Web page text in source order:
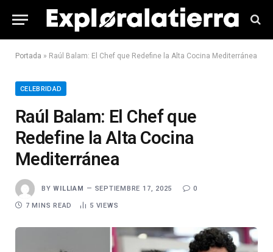
Portada » Raúl Balam: El Chef que Redefine la Alta Cocina Mediterránea
CELEBRIDAD
Raúl Balam: El Chef que
Redefine la Alta Cocina
Mediterránea
BY WILLIAM SEPTIEMBRE 17, 2025 0
7 MINS READ 5 VIEWS